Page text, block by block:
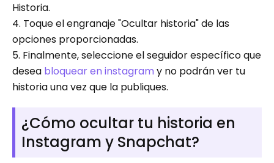
Historia.
4. Toque el engranaje "Ocultar historia" de las
opciones proporcionadas.
5. Finalmente, seleccione el seguidor específico que
desea bloquear en instagram y no podrán ver tu
historia una vez que la publiques.
¿Cómo ocultar tu historia en
Instagram y Snapchat?